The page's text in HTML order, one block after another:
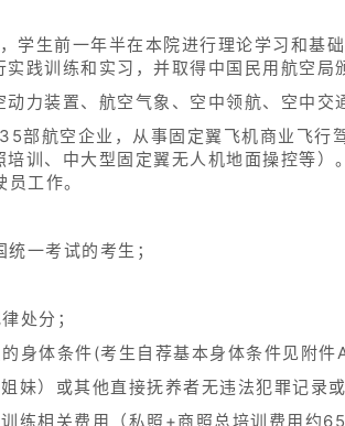
学生前一年半在本院进行理论学习和基
践训练和实习，并取得中国民用航空局
力装置、航空气象、空中领航、空中交
部航空企业，从事固定翼飞机商业飞行
训、中大型固定翼无人机地面操控等
工作。
一考试的考生；
处分；
身体条件(考生自荐基本身体条件见附件
妹）或其他直接抚养者无违法犯罪记录或
练相关费用（私照+商照总培训费用约